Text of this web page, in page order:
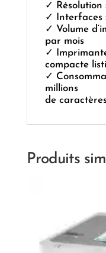
✓ Résolution
✓ Interfaces
✓ Volume
par mois
✓
compacte
✓
millions
de
Produits